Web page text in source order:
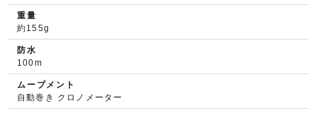
重量
約155g
防水
100m
ムーブメント
自動巻き クロノメーター